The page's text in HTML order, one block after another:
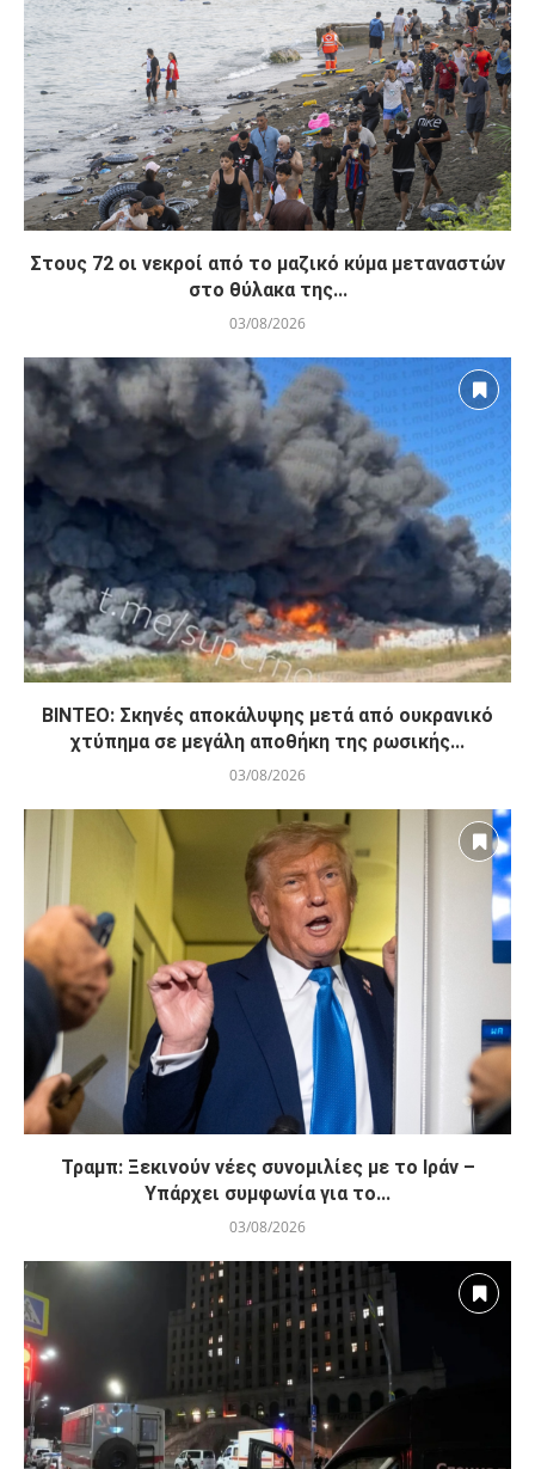
Στους 72 οι νεκροί από το μαζικό κύμα μεταναστών
στο θύλακα της...
03/08/2026
ΒΙΝΤΕΟ: Σκηνές αποκάλυψης μετά από ουκρανικό
χτύπημα σε μεγάλη αποθήκη της ρωσικής...
03/08/2026
Τραμπ: Ξεκινούν νέες συνομιλίες με το Ιράν –
Υπάρχει συμφωνία για το...
03/08/2026